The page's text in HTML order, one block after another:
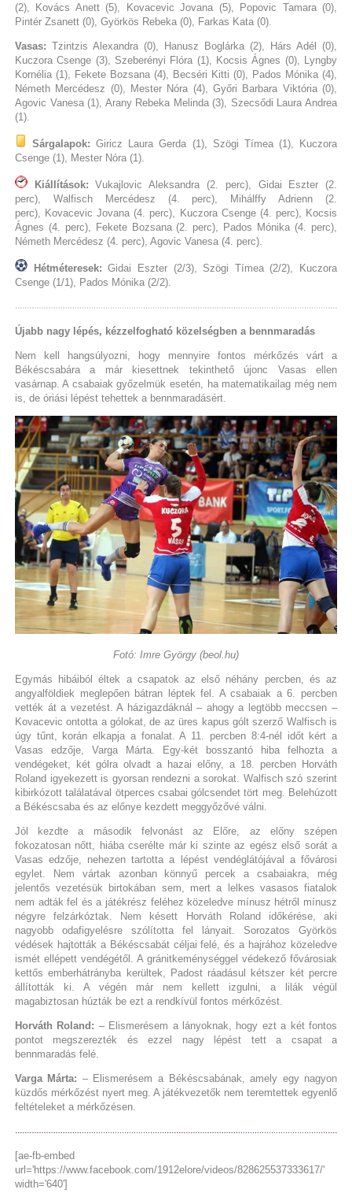
(2), Kovács Anett (5), Kovacevic Jovana (5), Popovic Tamara (0),
Pintér Zsanett (0), Györkös Rebeka (0), Farkas Kata (0).
Vasas: Tzintzis Alexandra (0), Hanusz Boglárka (2), Hárs Adél (0),
Kuczora Csenge (3), Szeberényi Flóra (1), Kocsis Ágnes (0), Lyngby
Kornélia (1), Fekete Bozsana (4), Becséri Kitti (0), Pados Mónika (4),
Németh Mercédesz (0), Mester Nóra (4), Győri Barbara Viktória (0),
Agovic Vanesa (1), Arany Rebeka Melinda (3), Szecsődi Laura Andrea
(1).
Sárgalapok:Giricz Laura Gerda (1), Szögi Tímea (1), Kuczora
Csenge (1), Mester Nóra (1).
Kiállítások:Vukajlovic Aleksandra (2. perc), Gidai Eszter (2.
perc), Walfisch Mercédesz (4. perc), Mihálffy Adrienn (2.
perc), Kovacevic Jovana (4. perc), Kuczora Csenge (4. perc), Kocsis
Ágnes (4. perc), Fekete Bozsana (2. perc), Pados Mónika (4. perc),
Németh Mercédesz (4. perc), Agovic Vanesa (4. perc).
Hétméteresek:Gidai Eszter (2/3), Szögi Tímea (2/2), Kuczora
Csenge (1/1), Pados Mónika (2/2).
Újabb nagy lépés, kézzelfogható közelségben a bennmaradás
Nem kell hangsúlyozni, hogy mennyire fontos mérkőzés várt a
Békéscsabára a már kiesettnek tekinthető újonc Vasas ellen
vasárnap. A csabaiak győzelmük esetén, ha matematikailag még nem
is, de óriási lépést tehettek a bennmaradásért.
Fotó: Imre György (beol.hu)
Egymás hibáiból éltek a csapatok az első néhány percben, és az
angyalföldiek meglepően bátran léptek fel. A csabaiak a 6. percben
vették át a vezetést. A házigazdáknál – ahogy a legtöbb meccsen –
Kovacevic ontotta a gólokat, de az üres kapus gólt szerző Walfisch is
úgy tűnt, korán elkapja a fonalat. A 11. percben 8:4-nél időt kért a
Vasas edzője, Varga Márta. Egy-két bosszantó hiba felhozta a
vendégeket, két gólra olvadt a hazai előny, a 18. percben Horváth
Roland igyekezett is gyorsan rendezni a sorokat. Walfisch szó szerint
kibirkózott találatával ötperces csabai gólcsendet tört meg. Belehúzott
a Békéscsaba és az előnye kezdett meggyőzővé válni.
Jól kezdte a második felvonást az Előre, az előny szépen
fokozatosan nőtt, hiába cserélte már ki szinte az egész első sorát a
Vasas edzője, nehezen tartotta a lépést vendéglátójával a fővárosi
egylet. Nem vártak azonban könnyű percek a csabaiakra, még
jelentős vezetésük birtokában sem, mert a lelkes vasasos fiatalok
nem adták fel és a játékrész feléhez közeledve mínusz hétről mínusz
négyre felzárkóztak. Nem késett Horváth Roland időkérése, aki
nagyobb odafigyelésre szólította fel lányait. Sorozatos Györkös
védések hajtották a Békéscsabát céljai felé, és a hajrához közeledve
ismét ellépett vendégétől. A gránitkeménységgel védekező fővárosiak
kettős emberhátrányba kerültek, Padost ráadásul kétszer két percre
állították ki. A végén már nem kellett izgulni, a lilák végül
magabiztosan húzták be ezt a rendkívül fontos mérkőzést.
Horváth Roland: – Elismerésem a lányoknak, hogy ezt a két fontos
pontot megszerezték és ezzel nagy lépést tett a csapat a
bennmaradás felé.
Varga Márta: – Elismerésem a Békéscsabának, amely egy nagyon
küzdős mérkőzést nyert meg. A játékvezetők nem teremtettek egyenlő
feltételeket a mérkőzésen.
[ae-fb-embed
url='https://www.facebook.com/1912elore/videos/828625537333617/'
width='640']